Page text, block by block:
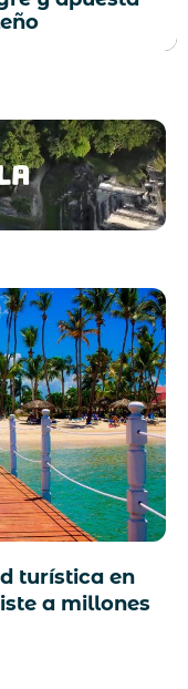
turística en
a millones